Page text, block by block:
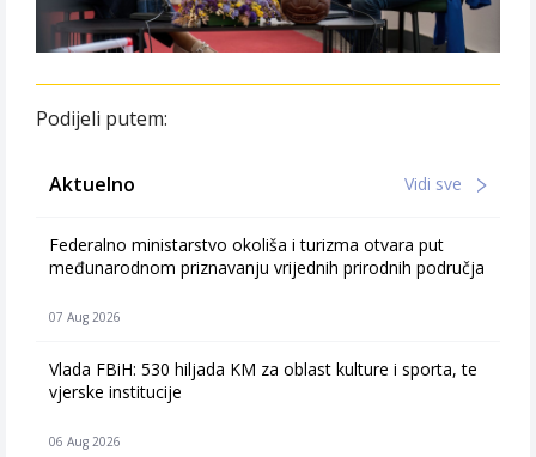
Podijeli putem:
Aktuelno Vidi sve
Federalno ministarstvo okoliša i turizma otvara put
međunarodnom priznavanju vrijednih prirodnih područja
07 Aug 2026
Vlada FBiH: 530 hiljada KM za oblast kulture i sporta, te
vjerske institucije
06 Aug 2026